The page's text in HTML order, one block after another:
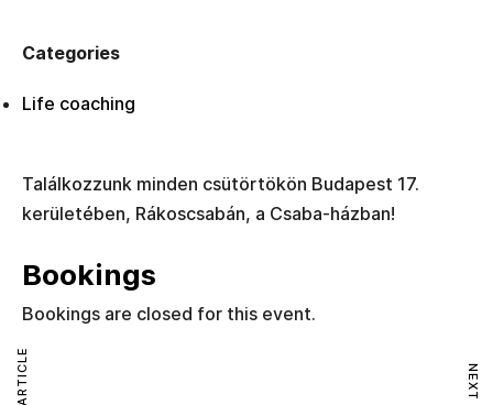
Categories
Life coaching
Találkozzunk minden csütörtökön Budapest 17.
kerületében, Rákoscsabán, a Csaba-házban!
Bookings
Bookings are closed for this event.